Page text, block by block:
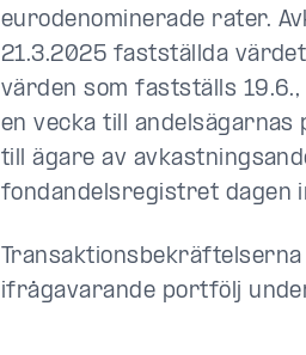
eurodenominerade rater.
21.3.2025 fastställda
värden som fastställs
en vecka till andelsägarnas
till ägare av
fondandelsregistret dagen
ifrågavarande portfölj